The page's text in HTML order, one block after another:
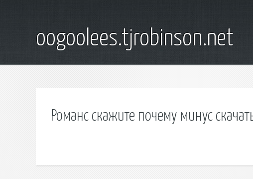
oogoolees.tjrobinson.net
Романс скажите почему минус